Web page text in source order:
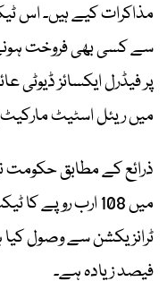
سے کسی بھی فروخت ہونے
پر فیڈرل ایکسائز
میں ریئل اسٹیٹ مارکیٹ
میں 108 ارب روپے
فیصد زیادہ ہے۔